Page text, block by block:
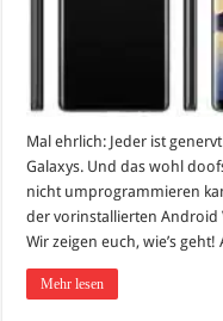
Mal ehrlich: Jeder ist
Galaxys. Und das wohl
nicht umprogrammieren
der vorinstallierten Android
Wir zeigen euch, wie’s
Mehr lesen